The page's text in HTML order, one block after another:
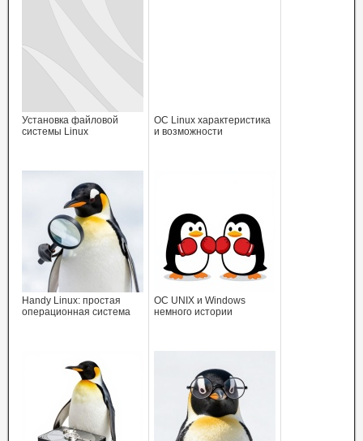
Установка файловой
системы Linux
ОС Linux характеристика
и возможности
Handy Linux: простая
операционная система
ОС UNIX и Windows
немного истории